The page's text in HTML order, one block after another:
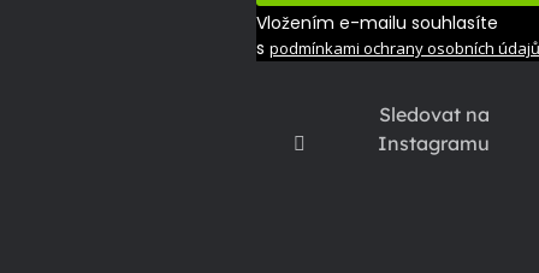
Sledovat na
Instagramu
Vložením e-mailu souhlasíte
s podmínkami ochrany osobních údajů